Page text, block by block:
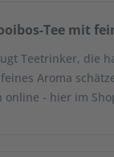
Tee mit
Teetrinker, die
Aroma
online - hier im